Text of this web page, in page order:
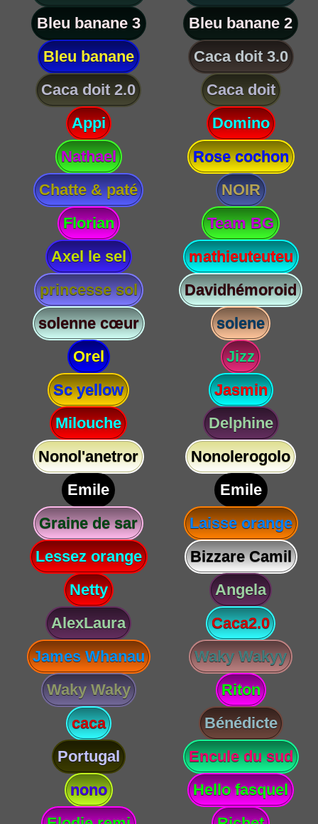
Bleu banane 3
Bleu banane 2
Bleu banane
Caca doit 3.0
Caca doit 2.0
Caca doit
Appi
Domino
Nathael
Rose cochon
Chatte & paté
NOIR
Florian
Team BG
Axel le sel
mathieuteuteu
princesse sol
Davidhémoroid
solenne cœur
solene
Orel
Jizz
Sc yellow
Jasmin
Milouche
Delphine
Nonol'anetror
Nonolerogolo
Emile
Emile
Graine de sar
Laisse orange
Lessez orange
Bizzare Camil
Netty
Angela
AlexLaura
Caca2.0
James Whanau
Waky Wakyy
Waky Waky
Riton
caca
Bénédicte
Portugal
Encule du sud
nono
Hello fasquel